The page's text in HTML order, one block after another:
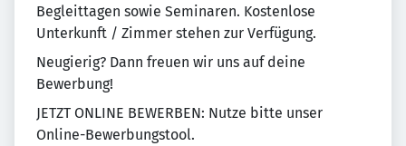
Begleittagen sowie Seminaren. Kostenlose
Unterkunft / Zimmer stehen zur Verfügung.
Neugierig? Dann freuen wir uns auf deine
Bewerbung!
JETZT ONLINE BEWERBEN: Nutze bitte unser
Online-Bewerbungstool.